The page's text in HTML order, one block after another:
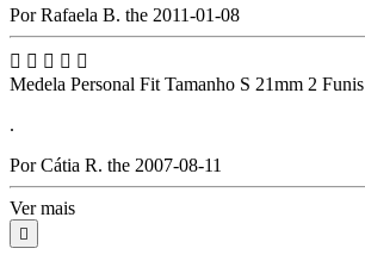
Por Rafaela B. the 2011-01-08
    
Medela Personal Fit Tamanho S 21mm 2 Funis
.
Por Cátia R. the 2007-08-11
Ver mais
